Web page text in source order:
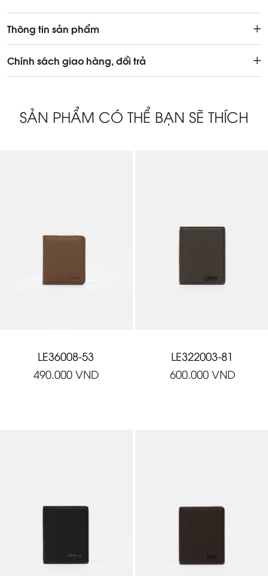
Thông tin sản phẩm
Chính sách giao hàng, đổi trả
SẢN PHẨM CÓ THỂ BẠN SẼ THÍCH
LE36008-53
490.000VND
LE322003-81
600.000VND